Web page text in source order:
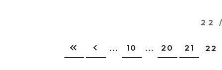
22
... 10 ... 20 21 22